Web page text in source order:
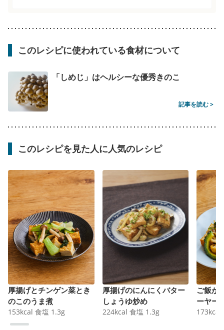
このレシピに使われている食材について
「しめじ」はヘルシーな優秀きのこ
記事を読む >
このレシピを見た人に人気のレシピ
厚揚げとチンゲン菜とき
のこのうま煮
153kcal 食塩 1.3g
厚揚げのにんにくバター
しょうゆ炒め
224kcal 食塩 1.3g
ご飯が
ーヤー
173kcal